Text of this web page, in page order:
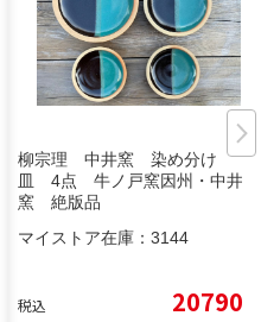
柳宗理 中井窯 染め分け
皿 4点 牛ノ戸窯因州・中井
窯 絶版品
マイストア在庫： 3144
税込 20790